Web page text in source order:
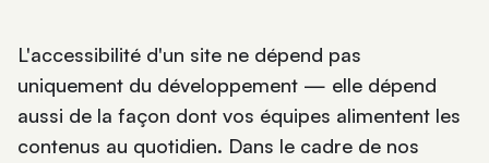
L'accessibilité d'un site ne dépend pas
uniquement du développement — elle dépend
aussi de la façon dont vos équipes alimentent les
contenus au quotidien. Dans le cadre de nos